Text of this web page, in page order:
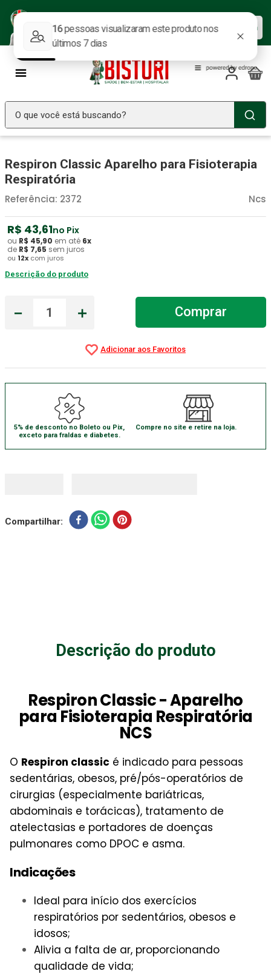
ofertas.
Baixar agora
O que você está buscando?
Respiron Classic Aparelho para Fisioterapia
Respiratória
Ncs
Referência: 2372
R$ 43,61no Pix
ou R$ 45,90 em até 6x
de R$ 7,65 sem juros
ou 12x com juros
Descrição do produto
＋
－ Comprar
5% de desconto no Boleto ou Pix,
exceto para fraldas e diabetes.
Compre no site e retire na loja.
Compartilhar
Descrição do produto
Respiron Classic - Aparelho
para Fisioterapia Respiratória
NCS
O Respiron classic é indicado para pessoas
sedentárias, obesos, pré/pós-operatórios de
cirurgias (especialmente bariátricas,
abdominais e torácicas), tratamento de
atelectasias e portadores de doenças
pulmonares como DPOC e asma.
Indicações
Ideal para início dos exercícios
respiratórios por sedentários, obesos e
idosos;
Alivia a falta de ar, proporcionando
qualidade de vida;
1º Seringa Insulina
2º Fralda Geriatrica
3 º Luva Latex
4º Estetoscopio Littmann
5 º Littmann
º Absorvente Geriatrico
Aparelho Pressão